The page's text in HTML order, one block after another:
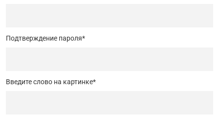
Подтверждение пароля*
Введите слово на картинке*